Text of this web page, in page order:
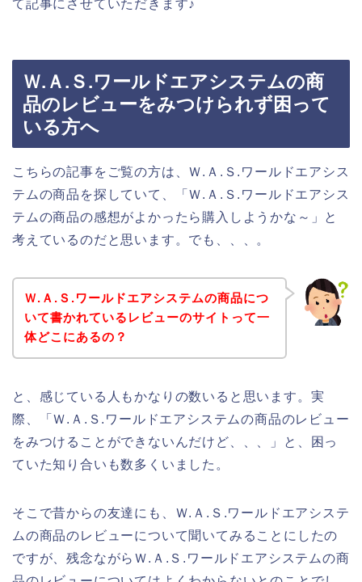
て記事にさせていただきます♪
Ｗ.Ａ.Ｓ.ワールドエアシステムの商
品のレビューをみつけられず困って
いる方へ
こちらの記事をご覧の方は、Ｗ.Ａ.Ｓ.ワールドエアシス
テムの商品を探していて、「Ｗ.Ａ.Ｓ.ワールドエアシス
テムの商品の感想がよかったら購入しようかな～」と
考えているのだと思います。でも、、、。
Ｗ.Ａ.Ｓ.ワールドエアシステムの商品につ
いて書かれているレビューのサイトって一
体どこにあるの？
と、感じている人もかなりの数いると思います。実
際、「Ｗ.Ａ.Ｓ.ワールドエアシステムの商品のレビュー
をみつけることができないんだけど、、、」と、困っ
ていた知り合いも数多くいました。
そこで昔からの友達にも、Ｗ.Ａ.Ｓ.ワールドエアシステ
ムの商品のレビューについて聞いてみることにしたの
ですが、残念ながらＷ.Ａ.Ｓ.ワールドエアシステムの商